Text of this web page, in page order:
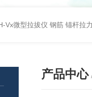
Vx微型拉拔仪 钢筋 锚杆拉
产品中心